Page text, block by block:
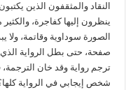
النقاد والمثقفون الذين
ينظرون إليها كفاجرة،
الصورة سوداوية وقاتمة،
صفحة، حتى بطل الرواية الذي
ترجم رواية وقد خان
شخص إيجابي في الرواية